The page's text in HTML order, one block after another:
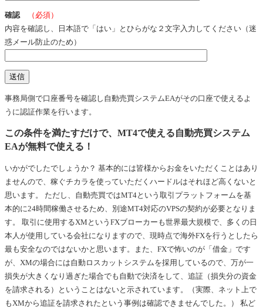
確認
（必須）
内容を確認し、日本語で「はい」とひらがな２文字入力してください（迷
惑メール防止のため）
事務局側で口座番号を確認し自動売買システムEAがその口座で使えるよ
うに認証作業を行います。
この条件を満たすだけで、MT4で使える自動売買システム
EAが無料で使える！
いかがでしたでしょうか？ 基本的には皆様からお金をいただくことはあり
ませんので、稼ぐチカラを使っていただくハードルはそれほど高くないと
思います。 ただし、自動売買ではMT4という取引プラットフォームを基
本的に24時間稼働させるため、別途MT4対応のVPSの契約が必要となりま
す。 取引に使用するXMというFXブローカーも世界最大規模で、多くの日
本人が使用している会社になりますので、現時点で海外FXを行うとしたら
最も安全なのではないかと思います。また、FXで怖いのが「借金」です
が、XMの場合には自動ロスカットシステムを採用しているので、万が一
損失が大きくなり過ぎた場合でも自動で決済をして、追証（損失分の資金
を請求される）ということはないと示されています。（実際、ネット上で
もXMから追証を請求されたという事例は確認できませんでした。） 私ど